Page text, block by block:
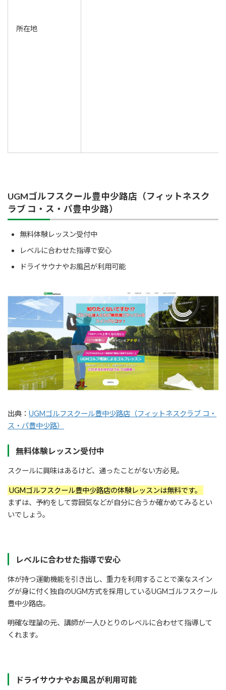
所在地
UGMゴルフスクール豊中少路店（フィットネスク
ラブ コ・ス・パ豊中少路）
無料体験レッスン受付中
レベルに合わせた指導で安心
ドライサウナやお風呂が利用可能
出典： UGMゴルフスクール豊中少路店（フィットネスクラブ コ・
ス・パ豊中少路）
無料体験レッスン受付中
スクールに興味はあるけど、通ったことがない方必見。
UGMゴルフスクール豊中少路店の体験レッスンは無料です。
まずは、予約をして雰囲気などが自分に合うか確かめてみるとい
いでしょう。
レベルに合わせた指導で安心
体が持つ運動機能を引き出し、重力を利用することで楽なスイン
グが身に付く独自のUGM方式を採用しているUGMゴルフスクール
豊中少路店。
明確な理論の元、講師が一人ひとりのレベルに合わせて指導して
くれます。
ドライサウナやお風呂が利用可能